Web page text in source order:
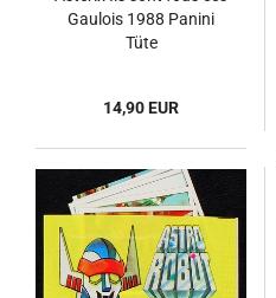
Gaulois 1988 Panini
Tüte
14,90 EUR